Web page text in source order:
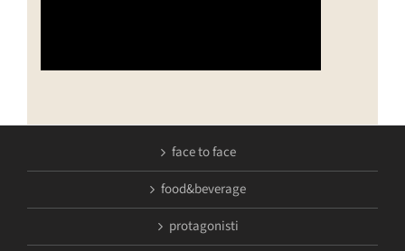
face to face
food&beverage
protagonisti